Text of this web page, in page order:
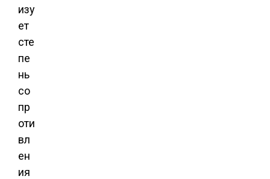
изу
ет
сте
пе
нь
со
пр
оти
вл
ен
ия